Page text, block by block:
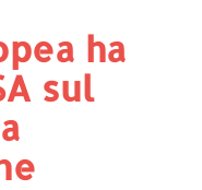
ha
sul